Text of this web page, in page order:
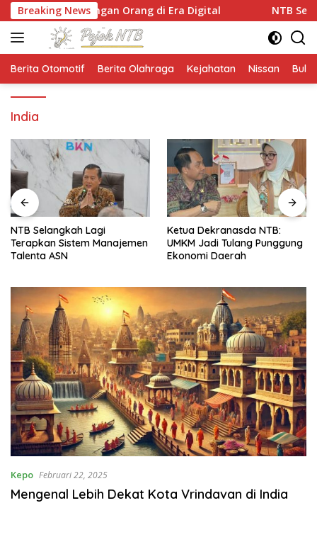
Langsung
ke
konten
Breaking News
Perdagangan Orang di Era Digital NTB Selangkah
Berita Otomotif Berita Olahraga Kejahatan Nissan
India
NTB Selangkah Lagi
Terapkan Sistem Manajemen
Talenta ASN
Ketua Dekranasda NTB:
UMKM Jadi Tulang Punggung
Ekonomi Daerah
Kepo Februari 22, 2025
Mengenal Lebih Dekat Kota Vrindavan di India